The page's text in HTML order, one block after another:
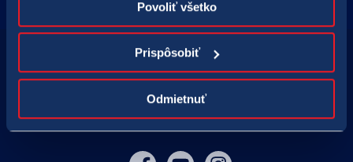
Povoliť všetko
Prispôsobiť
Odmietnuť
Nastavenie cookies